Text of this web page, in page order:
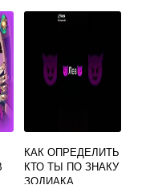
ВЕДЬМАК 3
КАК ОПРЕДЕЛИТЬ
КТО ТЫ ПО ЗНАКУ
ЗОДИАКА